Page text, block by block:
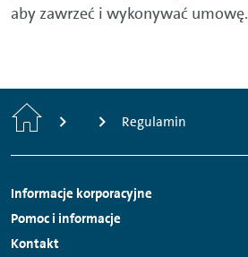
aby zawrzeć i wykonywać umowę.
Strona
Regulamin
Nawigacja
stopki
Informacje korporacyjne
Links:
Pomoc i informacje
Links:
Kontakt